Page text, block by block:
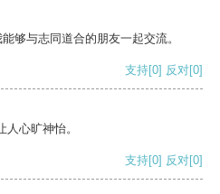
够与志同道合的朋友一起交流。
支持[0] 反对[0]
心旷神怡。
支持[0] 反对[0]